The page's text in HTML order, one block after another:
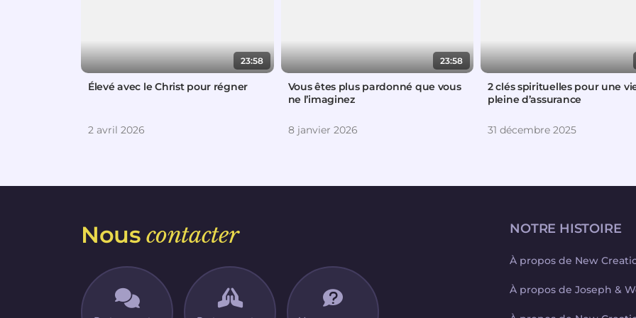
23:58
Élevé avec le Christ pour régner
2 avril 2026
23:58
Vous êtes plus pardonné que vous
ne l’imaginez
8 janvier 2026
2 clés spirituelles pour une
pleine d’assurance
31 décembre 2025
Nouscontacter NOTRE HISTOIRE
À propos de New
À propos de Joseph &